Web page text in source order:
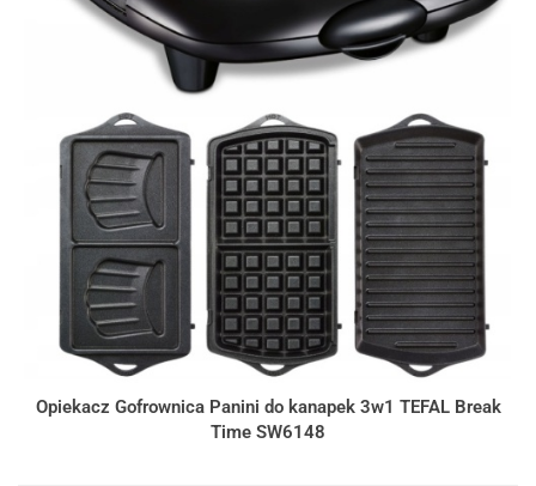
Opiekacz Gofrownica Panini do kanapek 3w1 TEFAL Break
Time SW6148